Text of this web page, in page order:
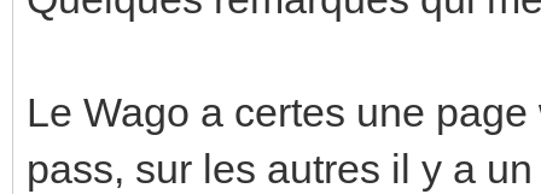
Le Wago a certes une
pass, sur les autres il y a